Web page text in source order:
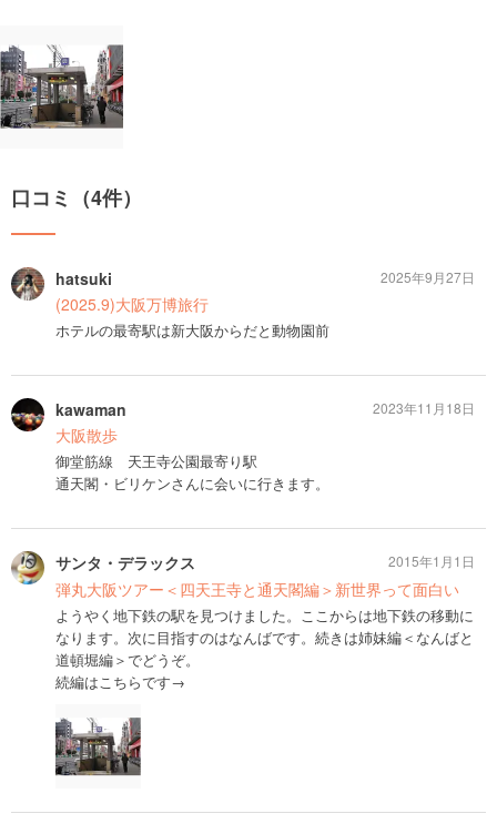
口コミ（4件）
hatsuki
(2025.9)大阪万博旅行
ホテルの最寄駅は新大阪からだと動物園前
2025年9月27日
kawaman
大阪散歩
御堂筋線 天王寺公園最寄り駅
通天閣・ビリケンさんに会いに行きます。
2023年11月18日
サンタ・デラックス
弾丸大阪ツアー＜四天王寺と通天閣編＞新世界って面白い
ようやく地下鉄の駅を見つけました。ここからは地下鉄の移動に
なります。次に目指すのはなんばです。続きは姉妹編＜なんばと
道頓堀編＞でどうぞ。
続編はこちらです→
2015年1月1日